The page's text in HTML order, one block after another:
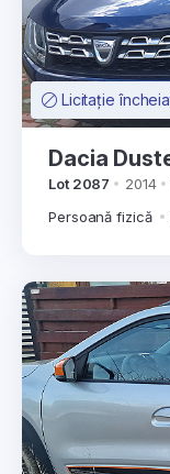
Licitație
Dacia
Lot 2087 2014
Persoană fizică